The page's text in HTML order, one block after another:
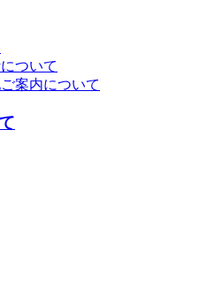
ついて
案内について